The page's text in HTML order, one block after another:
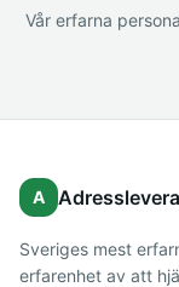
Vår erfarna
A
Sveriges mest
erfarenhet av att